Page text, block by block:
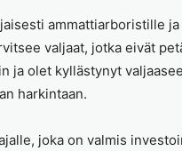
ammattiarboristille
valjaat, jotka eivät
ja olet kyllästynyt
harkintaan.
joka on valmis